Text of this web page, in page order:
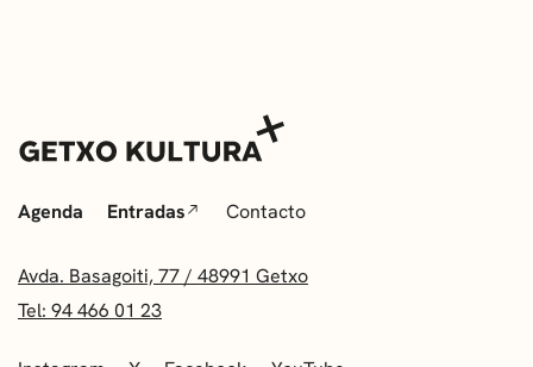
Agenda Entradas Contacto
Avda. Basagoiti, 77 / 48991 Getxo
Tel: 94 466 01 23